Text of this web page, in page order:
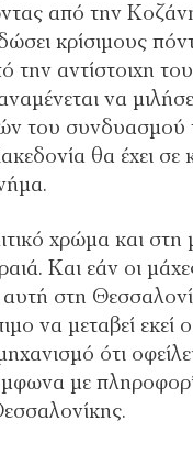
από την
κρίσιμους
την αντίστοιχη
να
του συνδυασμού
θα έχει σε
χρώμα και
Και εάν οι
στη
να μεταβεί
ότι
με